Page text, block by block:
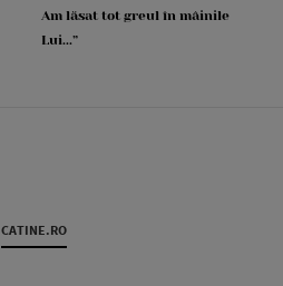
Am lăsat tot greul în mâinile
Lui...”
CATINE.RO